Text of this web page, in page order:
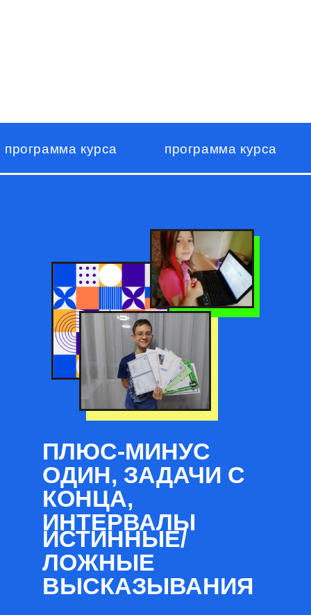
ПЛЮС-МИНУС
ОДИН, ЗАДАЧИ С
КОНЦА,
ИНТЕРВАЛЫ
программа курса программа курса
ИСТИННЫЕ/
ЛОЖНЫЕ
ВЫСКАЗЫВАНИЯ